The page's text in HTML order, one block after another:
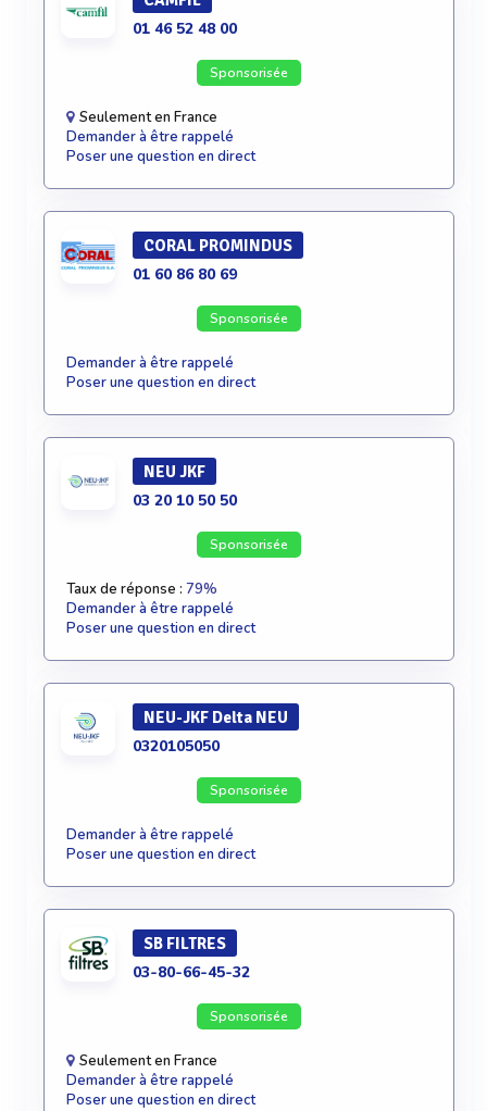
01 46 52 48 00
Sponsorisée
Seulement en France
Demander à être rappelé
Poser une question en direct
CORAL PROMINDUS
01 60 86 80 69
Sponsorisée
Demander à être rappelé
Poser une question en direct
NEU JKF
03 20 10 50 50
Sponsorisée
Taux de réponse : 79%
Demander à être rappelé
Poser une question en direct
NEU-JKF Delta NEU
0320105050
Sponsorisée
Demander à être rappelé
Poser une question en direct
SB FILTRES
03-80-66-45-32
Sponsorisée
Seulement en France
Demander à être rappelé
Poser une question en direct